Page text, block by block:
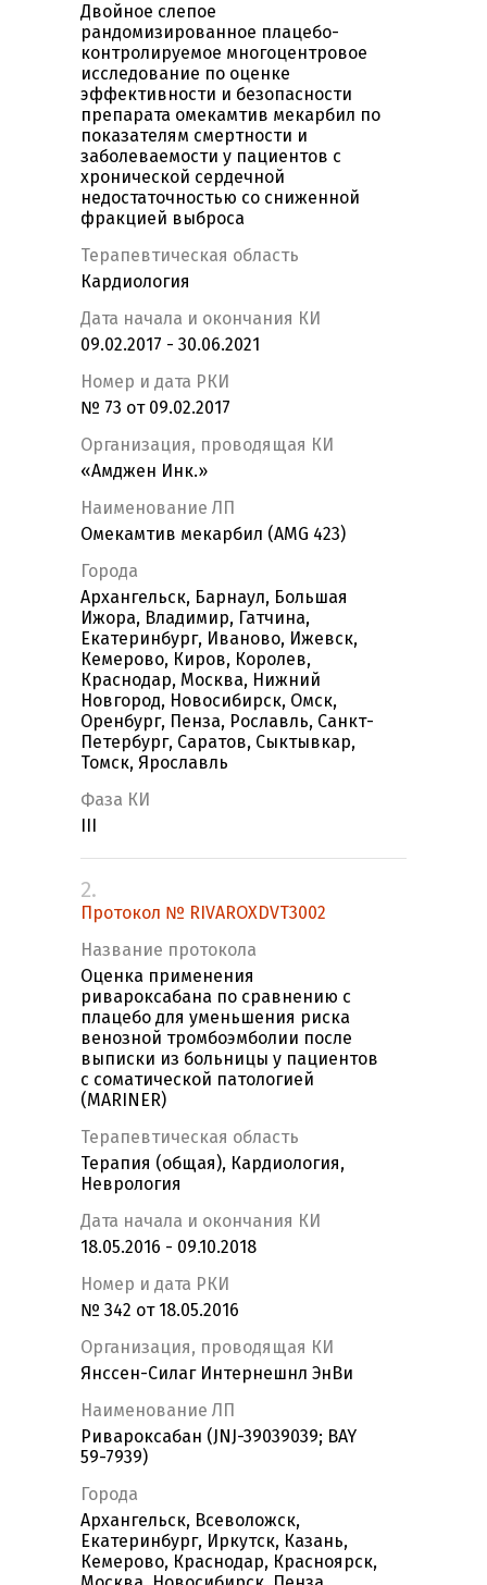
Двойное слепое
рандомизированное плацебо-
контролируемое многоцентровое
исследование по оценке
эффективности и безопасности
препарата омекамтив мекарбил по
показателям смертности и
заболеваемости у пациентов с
хронической сердечной
недостаточностью со сниженной
фракцией выброса
Терапевтическая область
Кардиология
Дата начала и окончания КИ
09.02.2017 - 30.06.2021
Номер и дата РКИ
№ 73 от 09.02.2017
Организация, проводящая КИ
«Амджен Инк.»
Наименование ЛП
Омекамтив мекарбил (AMG 423)
Города
Архангельск, Барнаул, Большая
Ижора, Владимир, Гатчина,
Екатеринбург, Иваново, Ижевск,
Кемерово, Киров, Королев,
Краснодар, Москва, Нижний
Новгород, Новосибирск, Омск,
Оренбург, Пенза, Рославль, Санкт-
Петербург, Саратов, Сыктывкар,
Томск, Ярославль
Фаза КИ
2.
Протокол № RIVAROXDVT3002
Название протокола
Оценка применения
ривароксабана по сравнению с
плацебо для уменьшения риска
венозной тромбоэмболии после
выписки из больницы у пациентов
с соматической патологией
(MARINER)
Терапевтическая область
Терапия (общая), Кардиология,
Неврология
Дата начала и окончания КИ
18.05.2016 - 09.10.2018
Номер и дата РКИ
№ 342 от 18.05.2016
Организация, проводящая КИ
Янссен-Силаг Интернешнл ЭнВи
Наименование ЛП
Ривароксабан (JNJ-39039039; BAY
59-7939)
Города
Архангельск, Всеволожск,
Екатеринбург, Иркутск, Казань,
Кемерово, Краснодар, Красноярск,